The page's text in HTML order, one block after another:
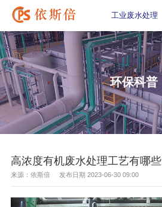
工业废水处理
环保科普
高浓度有机废水处理工艺有哪些
来源：依斯倍 发布日期 2023-06-30 09:00